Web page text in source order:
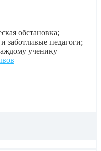
обстановка;
заботливые педагоги;
ученику